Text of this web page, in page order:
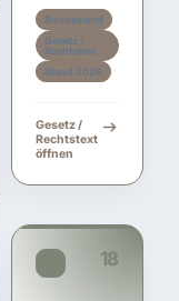
Bundesland
Gesetz /
Rechtstext
Stand 2026
Gesetz /
Rechtstext
öffnen
18